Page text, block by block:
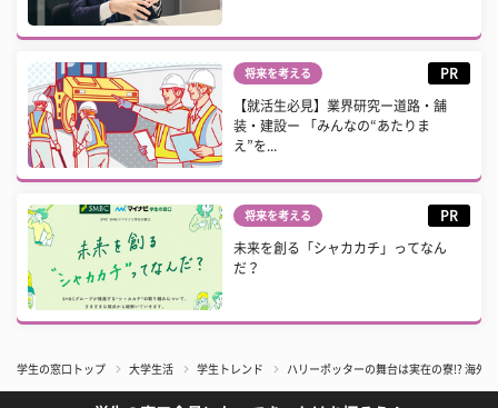
将来を考える PR
【就活生必見】業界研究ー道路・舗
装・建設ー 「みんなの“あたりま
え”を...
将来を考える PR
未来を創る「シャカカチ」ってなん
だ？
学生の窓口トップ 大学生活 学生トレンド ハリーポッターの舞台は実在の寮!? 海外